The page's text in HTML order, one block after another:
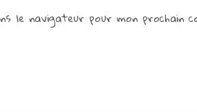
le navigateur pour mon prochain